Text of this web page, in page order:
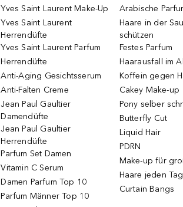
Yves Saint Laurent Make-Up
Yves Saint Laurent
Herrendüfte
Yves Saint Laurent Parfum
Herrendüfte
Anti-Aging Gesichtsserum
Anti-Falten Creme
Jean Paul Gaultier
Damendüfte
Jean Paul Gaultier
Herrendüfte
Parfum Set Damen
Vitamin C Serum
Damen Parfum Top 10
Parfum Männer Top 10
Arabische
Haare in der
schützen
Festes Parfum
Haarausfall im
Koffein gegen
Cakey Make-up
Pony selber
Butterfly Cut
Liquid Hair
PDRN
Make-up für
Haare jeden
Curtain Bangs